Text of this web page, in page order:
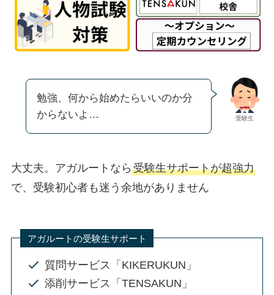
受験生
勉強、何から始めたらいいのか分
からないよ…
大丈夫。アガルートなら 受験生サポートが超強力
で、受験初心者も迷う余地がありません
アガルートの受験生サポート
質問サービス「KIKERUKUN」
添削サービス「TENSAKUN」